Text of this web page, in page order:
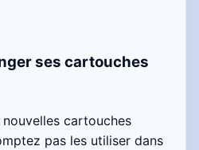
ses cartouches
cartouches
pas les utiliser dans